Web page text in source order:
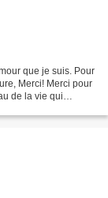
que je suis. Pour
Merci! Merci pour
de la vie qui